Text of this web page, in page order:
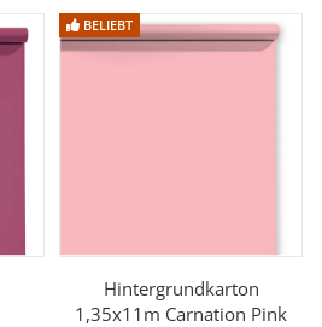
BELIEBT
Hintergrundkarton
1,35x11m Carnation Pink